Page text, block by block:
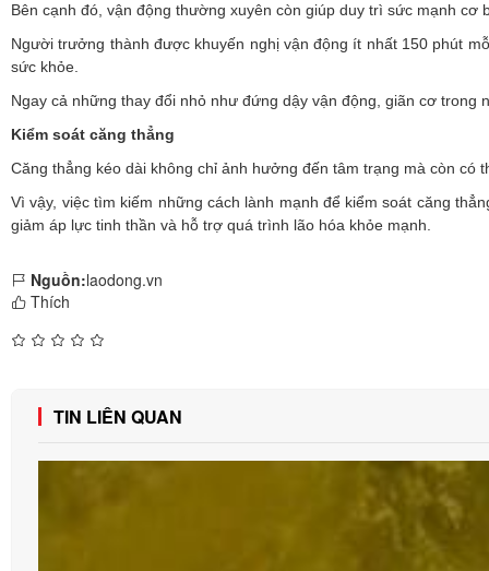
Bên cạnh đó, vận động thường xuyên còn giúp duy trì sức mạnh
Người trưởng thành được khuyến nghị vận động ít nhất 150 phút
sức khỏe.
Ngay cả những thay đổi nhỏ như đứng dậy vận động, giãn cơ
Kiểm soát căng thẳng
Căng thẳng kéo dài không chỉ ảnh hưởng đến tâm trạng mà còn
Vì vậy, việc tìm kiếm những cách lành mạnh để kiểm soát căng
giảm áp lực tinh thần và hỗ trợ quá trình lão hóa khỏe mạnh.
Nguồn:laodong.vn
Thích
TIN LIÊN QUAN